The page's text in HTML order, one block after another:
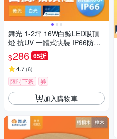
舞光 1-2坪 16W白鯨LED吸頂
燈 抗UV 一體式快裝 IP66防塵
防水 時尚白/貴族黑(白光/黃光)
$286 65折
4.7(6)
限時下殺 券
加入購物車